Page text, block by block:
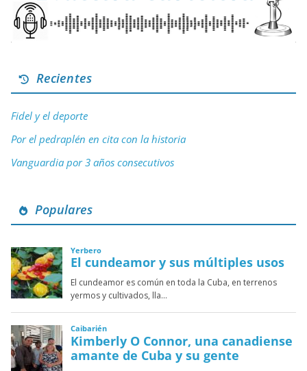
Recientes
Fidel y el deporte
Por el pedraplén en cita con la historia
Vanguardia por 3 años consecutivos
Populares